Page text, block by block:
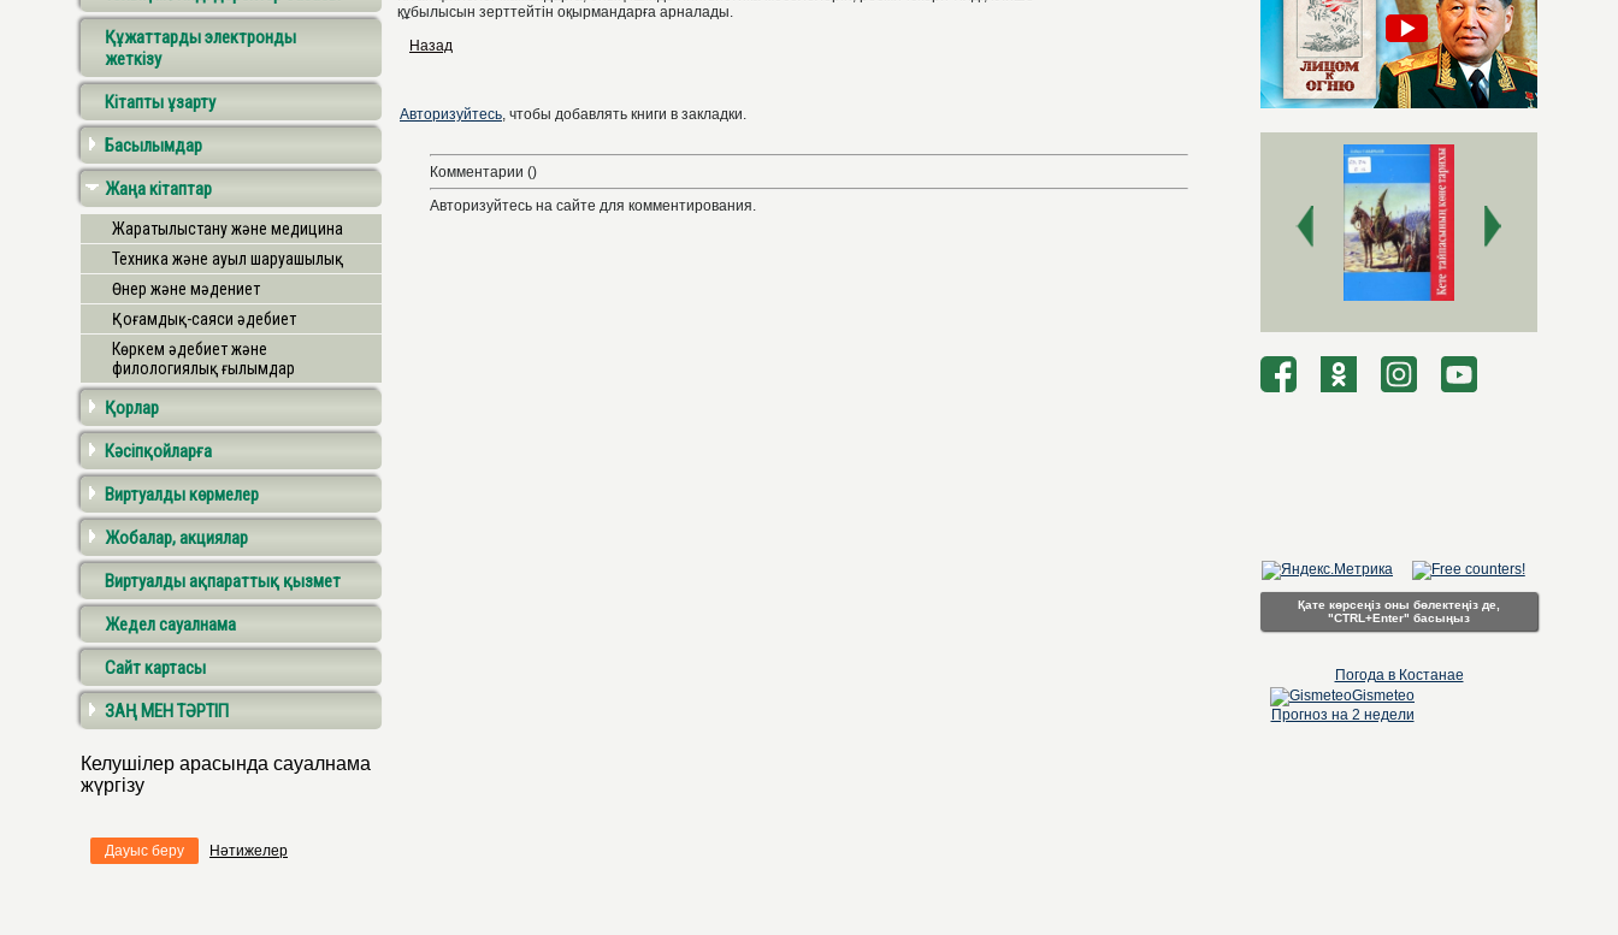
Құжаттарды электронды
жеткізу
Кітапты ұзарту
Басылымдар
Жаңа кітаптар
Жаратылыстану және медицина
Техника және ауыл шаруашылық
Өнер және мәдениет
Қоғамдық-саяси әдебиет
Көркем әдебиет және
филологиялық ғылымдар
Қорлар
Кәсіпқойларға
Виртуалды көрмелер
Жобалар, акциялар
Виртуалды ақпараттық қызмет
Жедел сауалнама
Сайт картасы
ЗАҢ МЕН ТӘРТІП
Келушілер арасында сауалнама
жүргізу
Дауыс беру Нәтижелер
құбылысын зерттейтін оқырмандарға арналады.
Назад
Авторизуйтесь, чтобы добавлять книги в закладки.
Комментарии ()
Авторизуйтесь на сайте для комментирования.
Қате көрсеңіз оны бөлектеңіз де,
"CTRL+Enter" басыңыз
Погода в Костанае
Gismeteo
Прогноз на 2 недели